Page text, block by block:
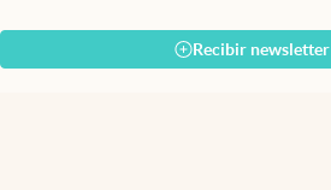
Recibir newsletter